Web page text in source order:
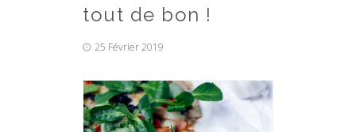
tout de bon !
25 Février 2019